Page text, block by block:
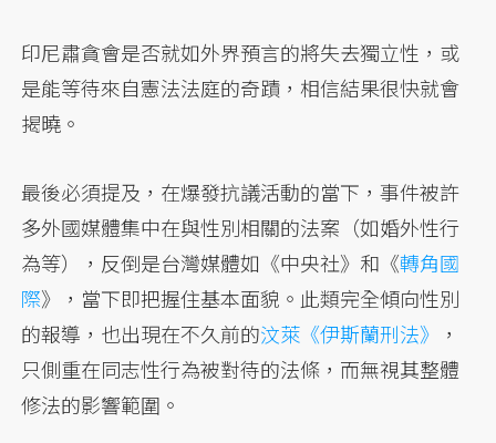
印尼肅貪會是否就如外界預言的將失去獨立性，或
是能等待來自憲法法庭的奇蹟，相信結果很快就會
揭曉。
最後必須提及，在爆發抗議活動的當下，事件被許
多外國媒體集中在與性別相關的法案（如婚外性行
為等），反倒是台灣媒體如《中央社》和《轉角國
際》，當下即把握住基本面貌。此類完全傾向性別
的報導，也出現在不久前的汶萊《伊斯蘭刑法》
，
只側重在同志性行為被對待的法條，而無視其整體
修法的影響範圍。